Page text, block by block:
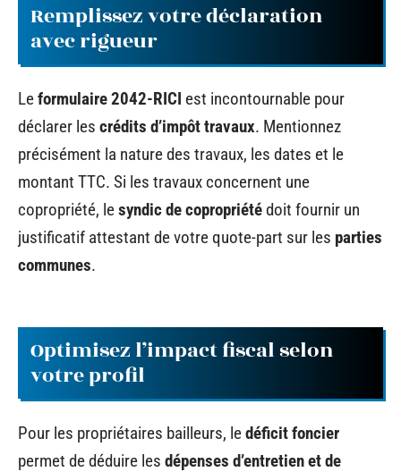
Remplissez votre déclaration
avec rigueur
Leformulaire 2042-RICI est incontournable pour
déclarer les crédits d’impôt travaux. Mentionnez
précisément la nature des travaux, les dates et le
montant TTC. Si les travaux concernent une
copropriété, lesyndic de copropriétédoit fournir un
justificatif attestant de votre quote-part sur les parties
communes.
Optimisez l’impact fiscal selon
votre profil
Pour les propriétaires bailleurs, ledéficit foncier
permet de déduire les dépenses d’entretien et de